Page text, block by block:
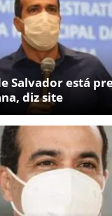
Salvador está
diz site